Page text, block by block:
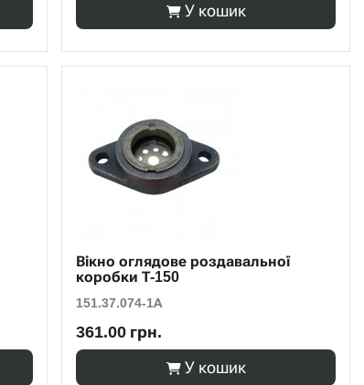
У кошик
Вікно оглядове роздавальної
коробки Т-150
151.37.074-1А
361.00 грн.
У кошик